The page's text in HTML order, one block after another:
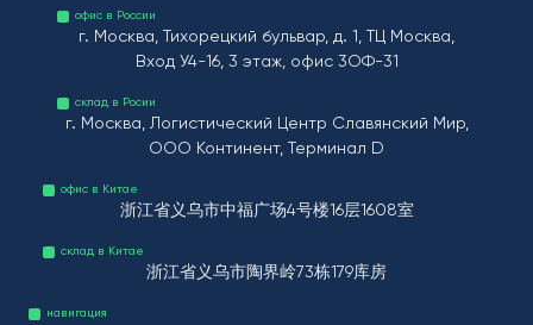
офис в России
г. Москва, Тихорецкий бульвар, д. 1, ТЦ Москва,
Вход У4-16, 3 этаж, офис 3ОФ-31
склад в Росии
г. Москва, Логистический Центр Славянский Мир,
ООО Континент, Терминал D
офис в Китае
浙江省义乌市中福广场4号楼16层1608室
склад в Китае
浙江省义乌市陶界岭73栋179库房
навигация